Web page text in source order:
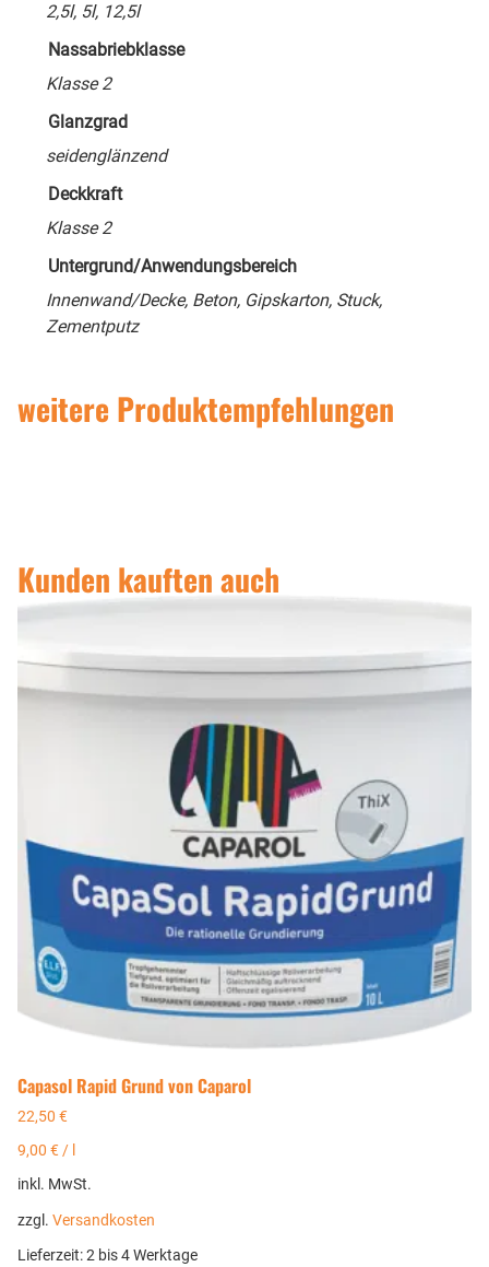
2,5l, 5l, 12,5l
Nassabriebklasse
Klasse 2
Glanzgrad
seidenglänzend
Deckkraft
Klasse 2
Untergrund/Anwendungsbereich
Innenwand/Decke, Beton, Gipskarton, Stuck,
Zementputz
weitere Produktempfehlungen
Kunden kauften auch
Capasol Rapid Grund von Caparol
22,50 €
9,00 €/
inkl. MwSt.
zzgl. Versandkosten
Lieferzeit:2 bis 4 Werktage